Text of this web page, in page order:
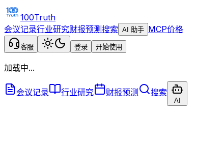
100Truth
会议记录行业研究财报预测搜索 AI 助手 MCP价格
客服 登录 开始使用
加载中...
会议记录 行业研究 财报预测 搜索
AI